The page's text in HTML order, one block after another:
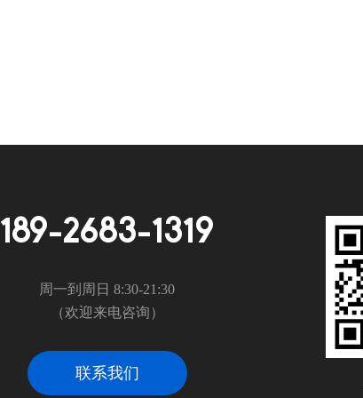
189-2683-1319
周一到周日 8:30-21:30
（欢迎来电咨询）
联系我们